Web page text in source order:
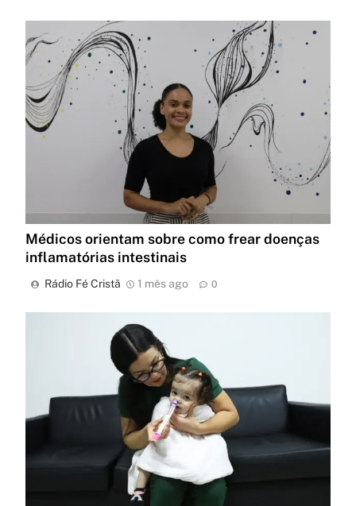
Médicos orientam sobre como frear doenças
inflamatórias intestinais
Rádio Fé Cristã 1 mês ago 0